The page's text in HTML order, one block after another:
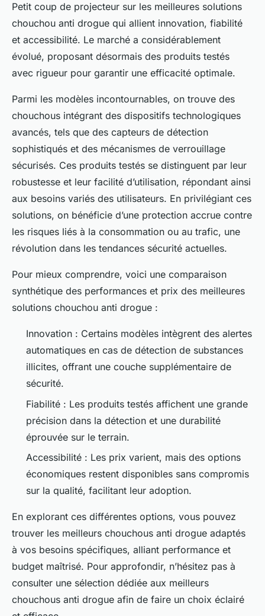
Petit coup de projecteur sur les meilleures solutions
chouchou anti drogue qui allient innovation, fiabilité
et accessibilité. Le marché a considérablement
évolué, proposant désormais des produits testés
avec rigueur pour garantir une efficacité optimale.
Parmi les modèles incontournables, on trouve des
chouchous intégrant des dispositifs technologiques
avancés, tels que des capteurs de détection
sophistiqués et des mécanismes de verrouillage
sécurisés. Ces produits testés se distinguent par leur
robustesse et leur facilité d’utilisation, répondant ainsi
aux besoins variés des utilisateurs. En privilégiant ces
solutions, on bénéficie d’une protection accrue contre
les risques liés à la consommation ou au trafic, une
révolution dans les tendances sécurité actuelles.
Pour mieux comprendre, voici une comparaison
synthétique des performances et prix des meilleures
solutions chouchou anti drogue :
Innovation : Certains modèles intègrent des alertes
automatiques en cas de détection de substances
illicites, offrant une couche supplémentaire de
sécurité.
Fiabilité : Les produits testés affichent une grande
précision dans la détection et une durabilité
éprouvée sur le terrain.
Accessibilité : Les prix varient, mais des options
économiques restent disponibles sans compromis
sur la qualité, facilitant leur adoption.
En explorant ces différentes options, vous pouvez
trouver les meilleurs chouchous anti drogue adaptés
à vos besoins spécifiques, alliant performance et
budget maîtrisé. Pour approfondir, n’hésitez pas à
consulter une sélection dédiée aux meilleurs
chouchous anti drogue afin de faire un choix éclairé